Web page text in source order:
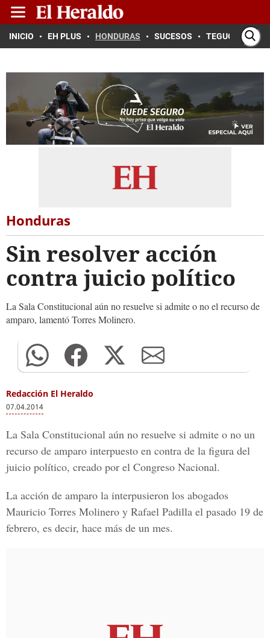
INICIO EH PLUS HONDURAS SUCESOS TEGUCIGALPA
Honduras
Sin resolver acción
contra juicio político
La Sala Constitucional aún no resuelve si admite o no el recurso de
amparo, lamentó Torres Molinero.
Redacción El Heraldo
07.04.2014
La Sala Constitucional aún no resuelve si admite o no un
recurso de amparo interpuesto en contra de la figura del
juicio político, creado por el Congreso Nacional.
La acción de amparo la interpusieron los abogados
Mauricio Torres Molinero y Rafael Padilla el pasado 19 de
febrero, es decir, hace más de un mes.